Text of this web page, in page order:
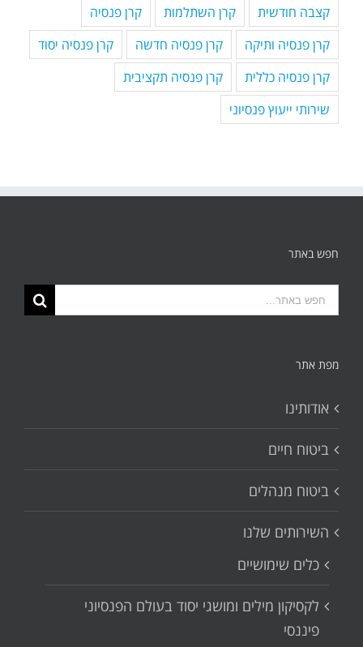
קצבה חודשית
קרן השתלמות
קרן פנסיה
קרן פנסיה ותיקה
קרן פנסיה חדשה
קרן פנסיה יסוד
קרן פנסיה כללית
קרן פנסיה תקציבית
שירותי ייעוץ פנסיוני
חפש באתר
תוצאות
החיפוש
מפת אתר
אודותינו
ביטוח חיים
ביטוח מנהלים
השירותים שלנו
כלים שימושיים
לקסיקון מילים ומושגי יסוד בעולם הפנסיוני
פיננסי